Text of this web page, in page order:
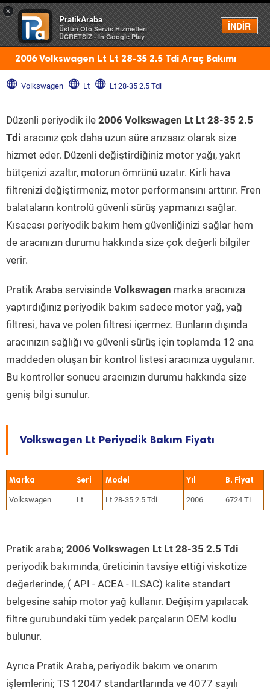
×
PratikAraba
Üstün Oto Servis Hizmetleri
ÜCRETSİZ - In Google Play
İNDİR
Menü
2006 Volkswagen Lt Lt 28-35 2.5 Tdi Araç Bakımı
Volkswagen Lt Lt 28-35 2.5 Tdi
Düzenli periyodik ile 2006 Volkswagen Lt Lt 28-35 2.5
Tdi aracınız çok daha uzun süre arızasız olarak size
hizmet eder. Düzenli değiştirdiğiniz motor yağı, yakıt
bütçenizi azaltır, motorun ömrünü uzatır. Kirli hava
filtrenizi değiştirmeniz, motor performansını arttırır. Fren
balataların kontrolü güvenli sürüş yapmanızı sağlar.
Kısacası periyodik bakım hem güvenliğinizi sağlar hem
de aracınızın durumu hakkında size çok değerli bilgiler
verir.
Pratik Araba servisinde Volkswagen marka aracınıza
yaptırdığınız periyodik bakım sadece motor yağ, yağ
filtresi, hava ve polen filtresi içermez. Bunların dışında
aracınızın sağlığı ve güvenli sürüş için toplamda 12 ana
maddeden oluşan bir kontrol listesi aracınıza uygulanır.
Bu kontroller sonucu aracınızın durumu hakkında size
geniş bilgi sunulur.
Volkswagen Lt Periyodik Bakım Fiyatı
Marka Seri Model Yıl
Volkswagen Lt Lt 28-35 2.5 Tdi 2006 6724 TL
Pratik araba; 2006 Volkswagen Lt Lt 28-35 2.5 Tdi
periyodik bakımında, üreticinin tavsiye ettiği viskotize
değerlerinde, ( API - ACEA - ILSAC) kalite standart
belgesine sahip motor yağ kullanır. Değişim yapılacak
filtre gurubundaki tüm yedek parçaların OEM kodlu
bulunur.
Ayrıca Pratik Araba, periyodik bakım ve onarım
işlemlerini; TS 12047 standartlarında ve 4077 sayılı